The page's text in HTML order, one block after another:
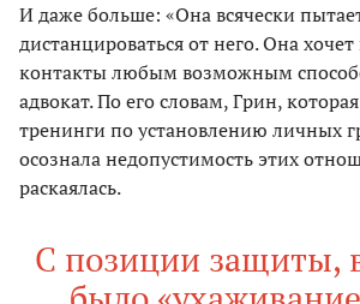
И даже больше: «Она всячески
дистанцироваться от него. Она хочет
контакты любым возможным
адвокат. По его словам, Грин,
тренинги по установлению личных
осознала недопустимость этих
раскаялась.
С позиции защиты,